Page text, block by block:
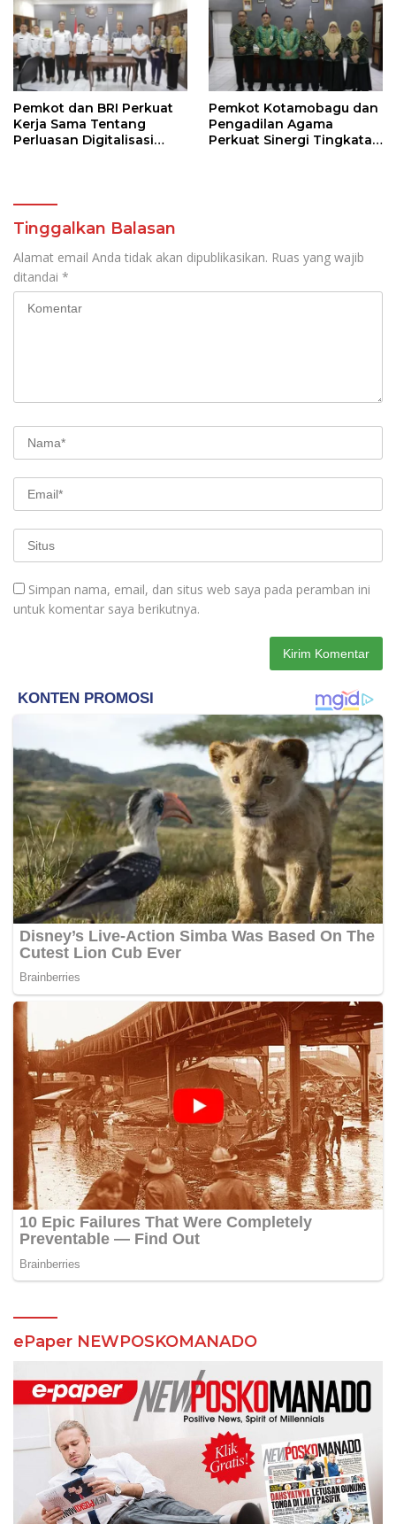
Pemkot dan BRI Perkuat
Kerja Sama Tentang
Perluasan Digitalisasi
Pemkot Kotamobagu dan
Pengadilan Agama
Perkuat Sinergi Tingkatan
Tinggalkan Balasan
Alamat email Anda tidak akan dipublikasikan. Ruas yang wajib
ditandai *
Simpan nama, email, dan situs web saya pada peramban ini
untuk komentar saya berikutnya.
ePaper NEWPOSKOMANADO